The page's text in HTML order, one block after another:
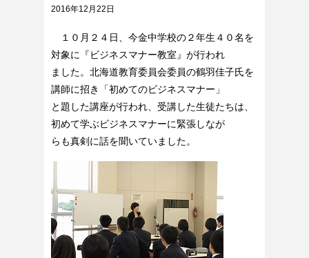
2016年12月22日
１０月２４日、今金中学校の２年生４０名を
対象に『ビジネスマナー教室』が行われ
ました。北海道教育委員会委員の鶴羽佳子氏を
講師に招き「初めてのビジネスマナー」
と題した講座が行われ、受講した生徒たちは、
初めて学ぶビジネスマナーに緊張しなが
らも真剣に話を聞いていました。